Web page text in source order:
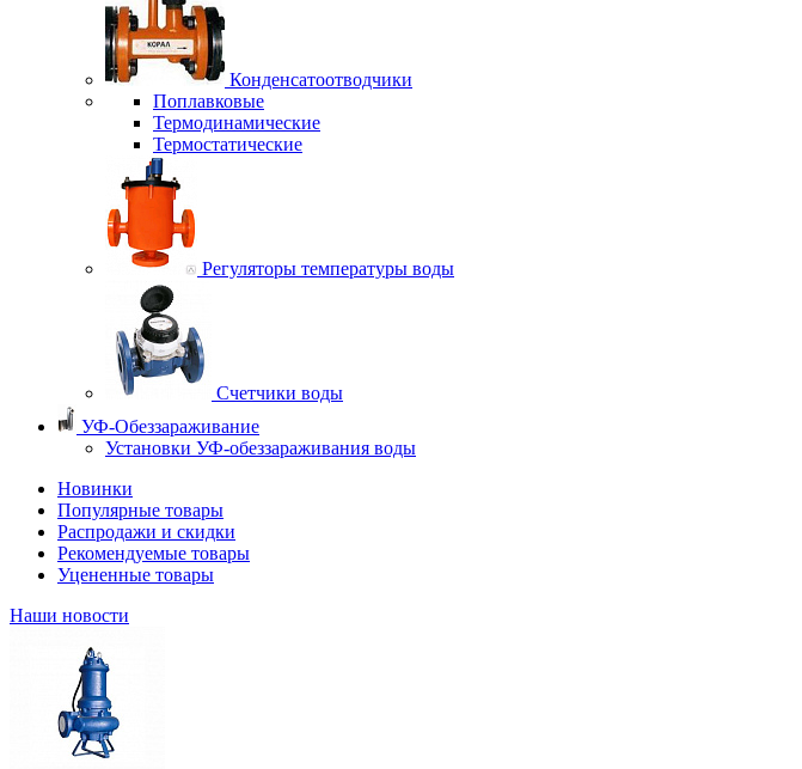
Конденсатоотводчики
Поплавковые
Термодинамические
Термостатические
Регуляторы температуры воды
Счетчики воды
УФ-Обеззараживание
Установки УФ-обеззараживания воды
Новинки
Популярные товары
Распродажи и скидки
Рекомендуемые товары
Уцененные товары
Наши новости